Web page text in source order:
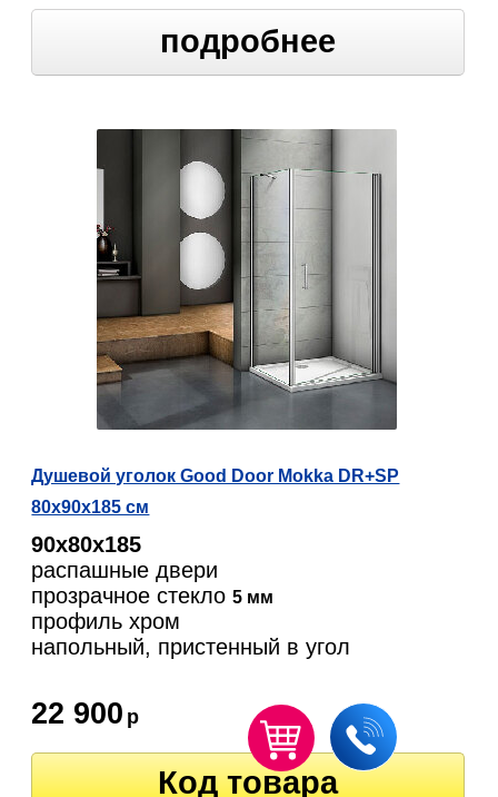
подробнее
Душевой уголок Good Door Mokka DR+SP
80х90х185 см
90х80х185
распашные двери
прозрачное стекло5 мм
профиль хром
напольный, пристенный в угол
22 900 р
Код товара